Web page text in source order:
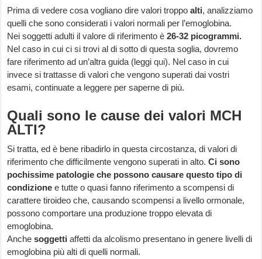
Prima di vedere cosa vogliano dire valori troppoalti, analizziamo
quelli che sono considerati i valori normali per l’emoglobina.
Nei soggetti adulti il valore di riferimento è26-32 picogrammi.
Nel caso in cui ci si trovi al di sotto di questa soglia, dovremo
fare riferimento ad un’altra guida (leggiqui). Nel caso in cui
invece si trattasse di valori che vengono superati dai vostri
esami, continuate a leggere per saperne di più.
Quali sono le cause dei valori MCH
ALTI?
Si tratta, ed è bene ribadirlo in questa circostanza, di valori di
riferimento che difficilmente vengono superati in alto.Ci sono
pochissime patologie che possono causare questo tipo di
condizione e tutte o quasi fanno riferimento a scompensi di
carattere tiroideo che, causando scompensi a livello ormonale,
possono comportare una produzione troppo elevata di
emoglobina.
Anchesoggetti affetti da alcolismo presentano in genere livelli di
emoglobina più alti di quelli normali.